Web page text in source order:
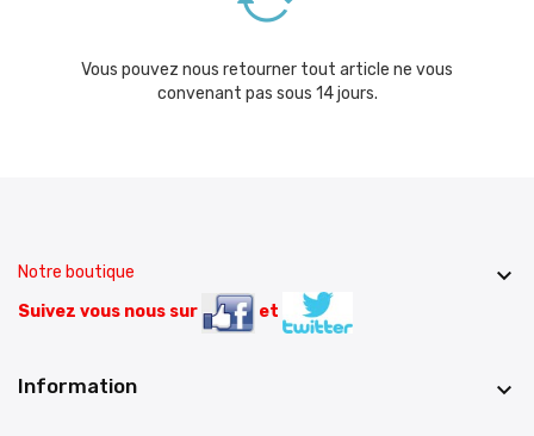
Vous pouvez nous retourner tout article ne vous
convenant pas sous 14 jours.
Notre boutique 
Suivez vous nous sur et
Information 